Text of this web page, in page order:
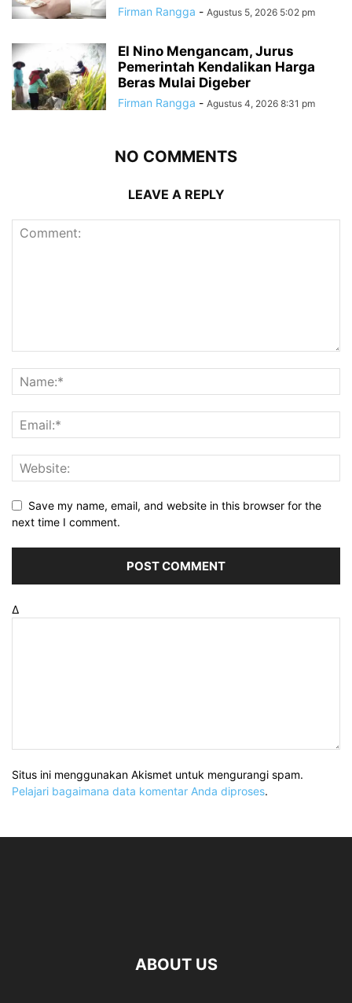
Firman Rangga - Agustus 5, 2026 5:02 pm
El Nino Mengancam, Jurus
Pemerintah Kendalikan Harga
Beras Mulai Digeber
Firman Rangga - Agustus 4, 2026 8:31 pm
NO COMMENTS
LEAVE A REPLY
Save my name, email, and website in this browser for the
next time I comment.
Δ
Situs ini menggunakan Akismet untuk mengurangi spam.
Pelajari bagaimana data komentar Anda diproses.
ABOUT US